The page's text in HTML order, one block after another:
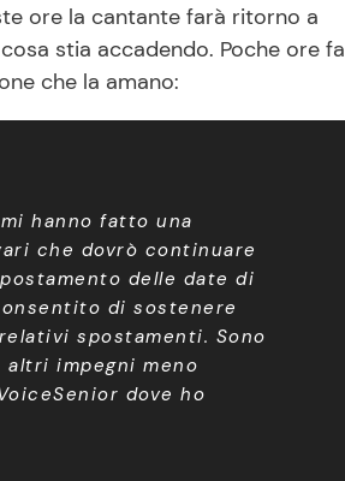
ore la cantante farà ritorno a
stia accadendo. Poche ore fa
che la amano:
hanno fatto una
che dovrò continuare
delle date di
di sostenere
spostamenti. Sono
impegni meno
dove ho